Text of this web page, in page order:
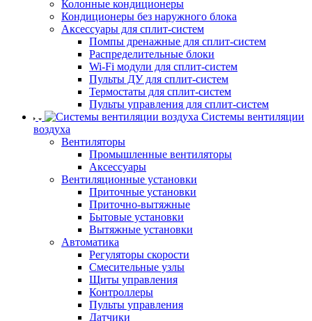
Колонные кондиционеры
Кондиционеры без наружного блока
Аксессуары для сплит-систем
Помпы дренажные для сплит-систем
Распределительные блоки
Wi-Fi модули для сплит-систем
Пульты ДУ для сплит-систем
Термостаты для сплит-систем
Пульты управления для сплит-систем
Системы вентиляции
воздуха
Вентиляторы
Промышленные вентиляторы
Аксессуары
Вентиляционные установки
Приточные установки
Приточно-вытяжные
Бытовые установки
Вытяжные установки
Автоматика
Регуляторы скорости
Смесительные узлы
Щиты управления
Контроллеры
Пульты управления
Датчики